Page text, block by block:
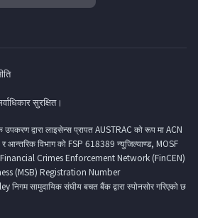
सुरक्षित।
द्वारा लाइसेन्स प्रापत AUSTRAC को रूप मा ACN
आन्तरिक विभाग को FSP 618389 न्युजिल्याण्ड, MOSF
Financial Crimes Enforcement Network (FinCEN)
(MSB) Registration Number
सामुदायिक संघीय बचत बैंक द्वारा स्पोनसोर गरिएको छ